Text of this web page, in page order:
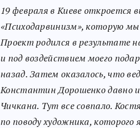
19 февраля в Киеве откроется
«Психодарвинизм», которую
Проект родился в результате
и под воздействием моего
назад. Затем оказалось, что
Константин Дорошенко давно
Чичкана. Тут все совпало.
по поводу художника, которого